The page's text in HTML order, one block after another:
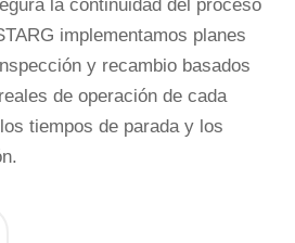
la continuidad del proceso
implementamos planes
y recambio basados
de operación de cada
tiempos de parada y los